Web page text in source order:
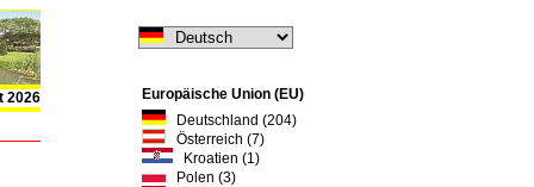
2026
Europäische Union (EU)
Deutschland (204)
Österreich (7)
Kroatien (1)
Polen (3)